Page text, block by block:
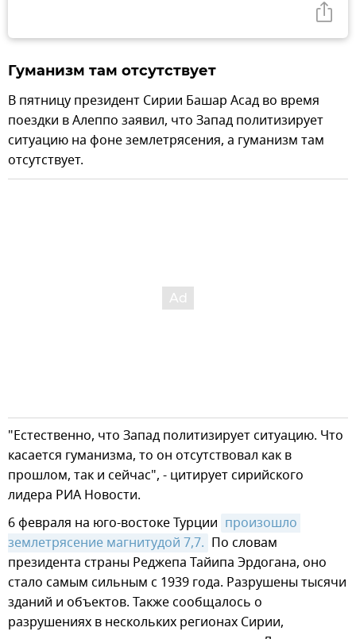
Гуманизм там отсутствует
В пятницу президент Сирии Башар Асад во время
поездки в Алеппо заявил, что Запад политизирует
ситуацию на фоне землетрясения, а гуманизм там
отсутствует.
"Естественно, что Запад политизирует ситуацию. Что
касается гуманизма, то он отсутствовал как в
прошлом, так и сейчас", - цитирует сирийского
лидера РИА Новости.
6 февраля на юго-востоке Турции произошло
землетрясение магнитудой 7,7. По словам
президента страны Реджепа Тайипа Эрдогана, оно
стало самым сильным с 1939 года. Разрушены тысячи
зданий и объектов. Также сообщалось о
разрушениях в нескольких регионах Сирии,